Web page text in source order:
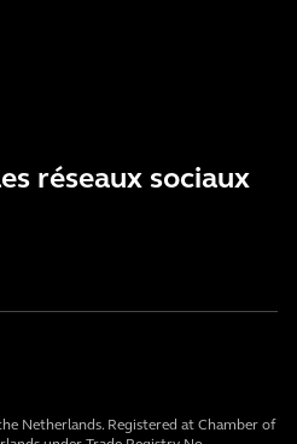
réseaux sociaux
Netherlands. Registered at Chamber of